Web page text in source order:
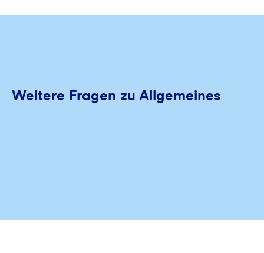
Weitere Fragen zu Allgemeines